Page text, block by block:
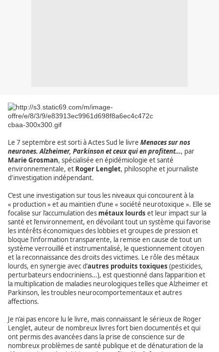
Le 7 septembre est sorti à Actes Sud le livre Menaces sur nos
neurones. Alzheimer, Parkinson et ceux qui en profitent…, par
Marie Grosman, spécialisée en épidémiologie et santé
environnementale, et Roger Lenglet, philosophe et journaliste
d'investigation indépendant.
C’est une investigation sur tous les niveaux qui concourent à la
« production » et au maintien d’une « société neurotoxique ». Elle se
focalise sur l’accumulation des métaux lourds et leur impact sur la
santé et l’environnement, en dévoilant tout un système qui favorise
les intérêts économiques des lobbies et groupes de pression et
bloque l’information transparente, la remise en cause de tout un
système verrouillé et instrumentalisé, le questionnement citoyen
et la reconnaissance des droits des victimes. Le rôle des métaux
lourds, en synergie avec d’autres produits toxiques (pesticides,
perturbateurs endocriniens…), est questionné dans l’apparition et
la multiplication de maladies neurologiques telles que Alzheimer et
Parkinson, les troubles neurocomportementaux et autres
affections.
Je n’ai pas encore lu le livre, mais connaissant le sérieux de Roger
Lenglet, auteur de nombreux livres fort bien documentés et qui
ont permis des avancées dans la prise de conscience sur de
nombreux problèmes de santé publique et de dénaturation de la